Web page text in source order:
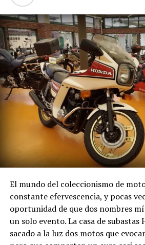
El mundo del coleccionismo de
constante efervescencia, y pocas
oportunidad de que dos nombres
un solo evento. La casa de subastas
sacado a la luz dos motos que